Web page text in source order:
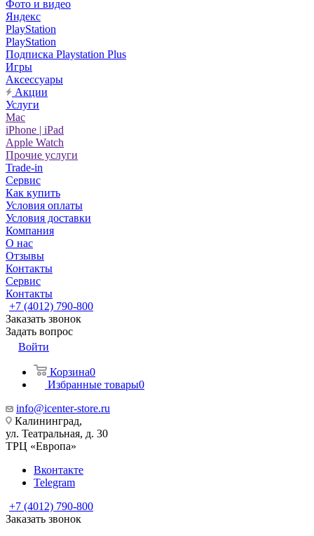
Фото и видео
Яндекс
PlayStation
PlayStation
Подписка Playstation Plus
Игры
Аксессуары
Акции
Услуги
Mac
iPhone | iPad
Apple Watch
Прочие услуги
Trade-in
Сервис
Как купить
Условия оплаты
Условия доставки
Компания
О нас
Отзывы
Контакты
Сервис
Контакты
+7 (4012) 790-800
Заказать звонок
Задать вопрос
Войти
Корзина0
Избранные товары0
info@icenter-store.ru
Калининград,
ул. Театральная, д. 30
ТРЦ «Европа»
Вконтакте
Telegram
+7 (4012) 790-800
Заказать звонок